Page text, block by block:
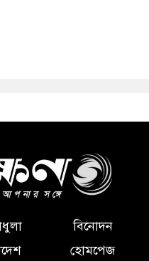
বিনোদন
হোমপেজ